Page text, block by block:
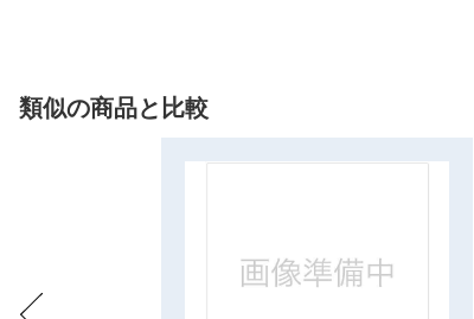
類似の商品と比較